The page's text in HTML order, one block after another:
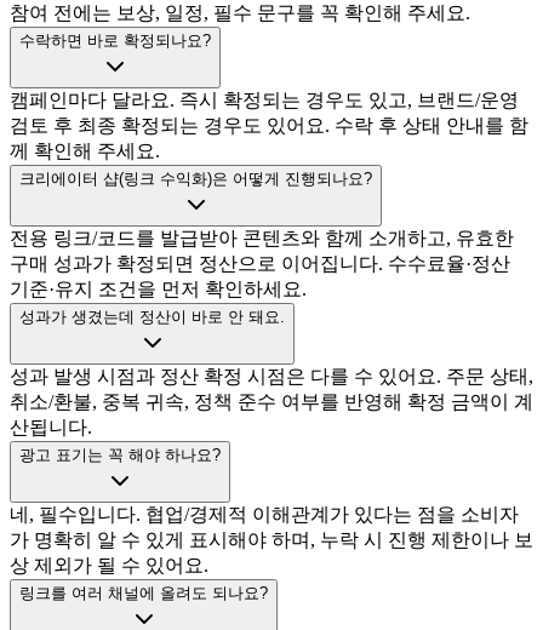
참여 전에는 보상, 일정, 필수 문구를 꼭 확인해 주세요.
수락하면 바로 확정되나요?
캠페인마다 달라요. 즉시 확정되는 경우도 있고, 브랜드/운영
검토 후 최종 확정되는 경우도 있어요. 수락 후 상태 안내를 함
께 확인해 주세요.
크리에이터 샵(링크 수익화)은 어떻게 진행되나요?
전용 링크/코드를 발급받아 콘텐츠와 함께 소개하고, 유효한
구매 성과가 확정되면 정산으로 이어집니다. 수수료율·정산
기준·유지 조건을 먼저 확인하세요.
성과가 생겼는데 정산이 바로 안 돼요.
성과 발생 시점과 정산 확정 시점은 다를 수 있어요. 주문 상태,
취소/환불, 중복 귀속, 정책 준수 여부를 반영해 확정 금액이 계
산됩니다.
광고 표기는 꼭 해야 하나요?
네, 필수입니다. 협업/경제적 이해관계가 있다는 점을 소비자
가 명확히 알 수 있게 표시해야 하며, 누락 시 진행 제한이나 보
상 제외가 될 수 있어요.
링크를 여러 채널에 올려도 되나요?